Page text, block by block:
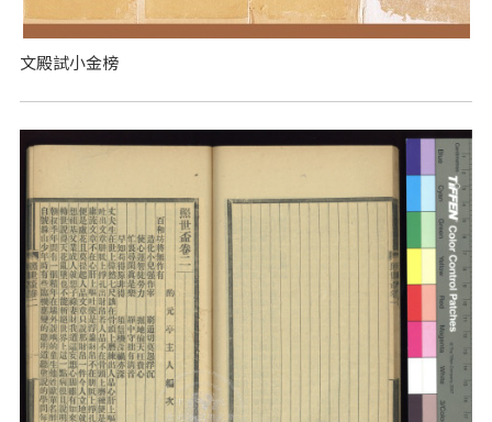
文殿試小金榜